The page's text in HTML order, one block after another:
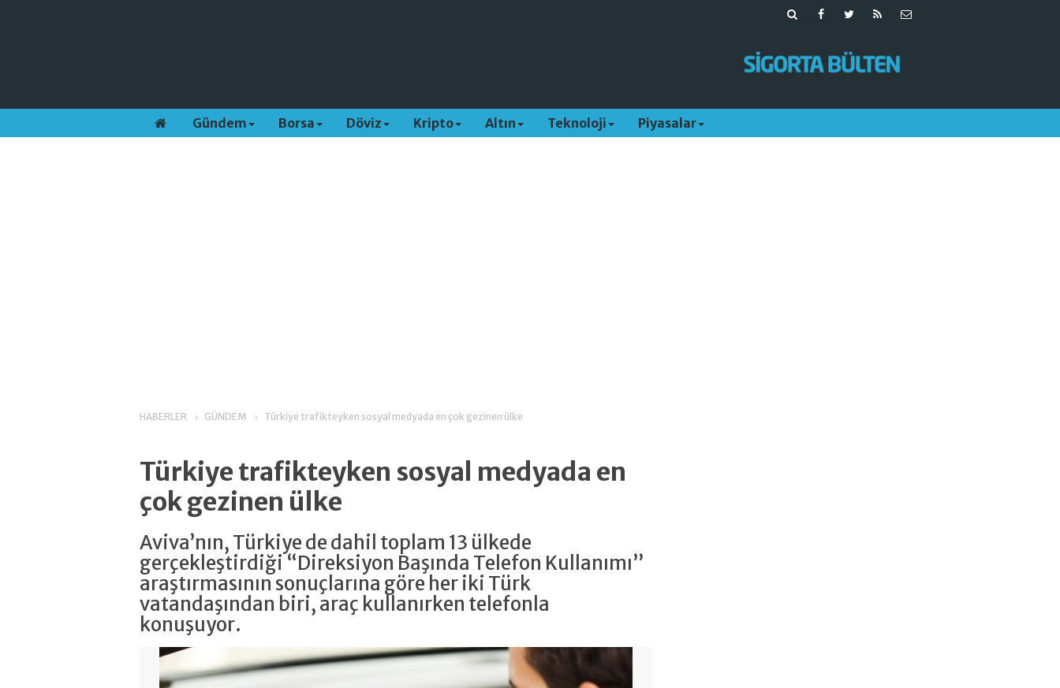
Gündem Borsa Döviz Kripto Altın Teknoloji Piyasalar
HABERLER GÜNDEM Türkiye trafikteyken sosyal medyada en çok gezinen ülke
Türkiye trafikteyken sosyal medyada en
çok gezinen ülke
Aviva’nın, Türkiye de dahil toplam 13 ülkede
gerçekleştirdiği “Direksiyon Başında Telefon Kullanımı”
araştırmasının sonuçlarına göre her iki Türk
vatandaşından biri, araç kullanırken telefonla
konuşuyor.